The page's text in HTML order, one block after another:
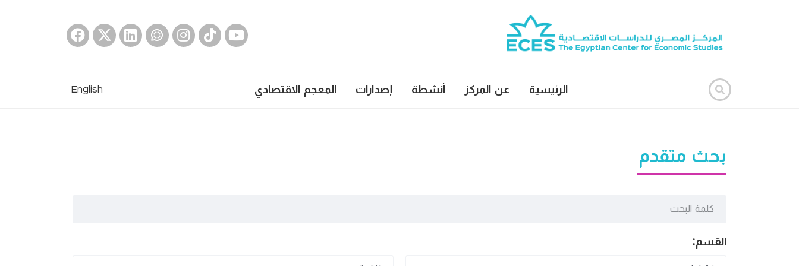
الرئيسية عن المركز أنشطة إصدارات المعجم الاقتصادي English
بحث متقدم
القسم: